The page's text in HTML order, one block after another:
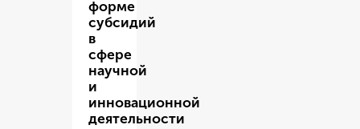
форме
субсидий
в
сфере
научной
и
инновационной
деятельности